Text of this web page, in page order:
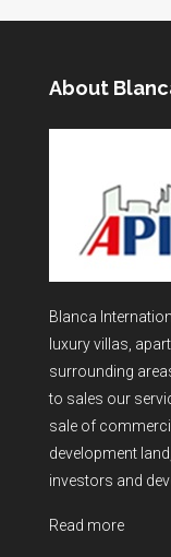
About
Blanca
luxury villas,
surrounding
to sales our
sale of
development
investors and
Read more